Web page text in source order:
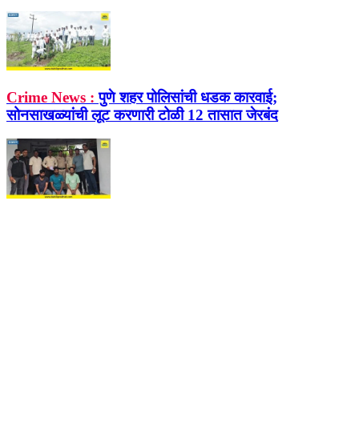
Crime News : पुणे शहर पोलिसांची धडक कारवाई;
सोनसाखळ्यांची लूट करणारी टोळी 12 तासात जेरबंद